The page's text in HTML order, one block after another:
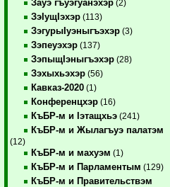
Зауэ гъуэгуанэхэр (2)
ЗэIущIэхэр (113)
ЗэгурыIуэныгъэхэр (3)
Зэпеуэхэр (137)
ЗэпыщIэныгъэхэр (28)
Зэхыхьэхэр (56)
Кавказ-2020 (1)
Конференцхэр (16)
КъБР-м и Iэтащхьэ (241)
КъБР-м и Жылагъуэ палатэм
(12)
КъБР-м и махуэм (1)
КъБР-м и Парламентым (129)
КъБР-м и Правительствэм